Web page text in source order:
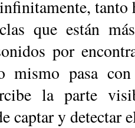
que están
por
mismo pasa
la parte
captar y